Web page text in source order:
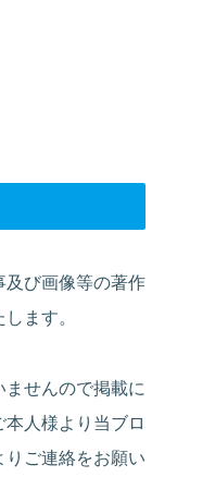
及び画像等の著作
ます。
せんので掲載に
人様より当ブロ
ご連絡をお願い